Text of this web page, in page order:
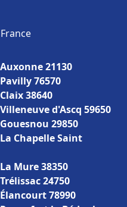
21130
76570
38640
d'Ascq 59650
29850
Chapelle Saint
Mure 38350
24750
78990